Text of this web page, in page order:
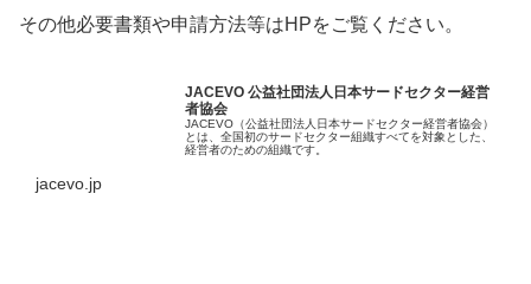
その他必要書類や申請方法等はHPをご覧ください。
JACEVO 公益社団法人日本サードセクター経営
者協会
JACEVO（公益社団法人日本サードセクター経営者協会）
とは、全国初のサードセクター組織すべてを対象とした、
経営者のための組織です。
jacevo.jp